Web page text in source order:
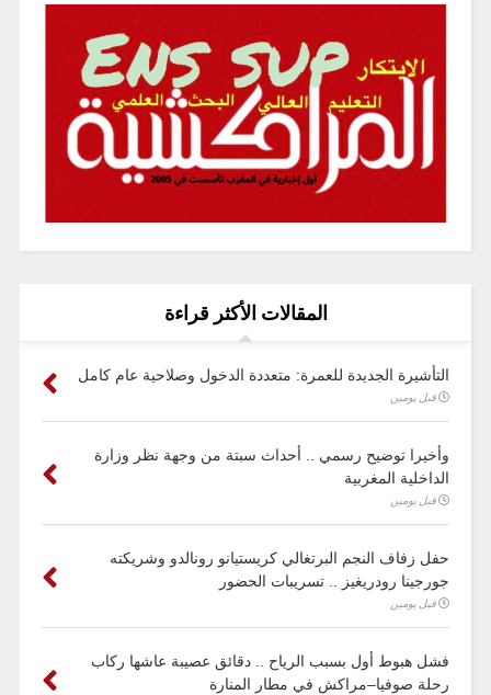
المقالات الأكثر قراءة
التأشيرة الجديدة للعمرة: متعددة الدخول وصلاحية عام كامل
قبل يومين
وأخيرا توضيح رسمي .. أحداث سبتة من وجهة نظر وزارة
الداخلية المغربية
قبل يومين
حفل زفاف النجم البرتغالي كريستيانو رونالدو وشريكته
جورجينا رودريغيز .. تسريبات الحضور
قبل يومين
فشل هبوط أول بسبب الرياح .. دقائق عصيبة عاشها ركاب
رحلة صوفيا–مراكش في مطار المنارة